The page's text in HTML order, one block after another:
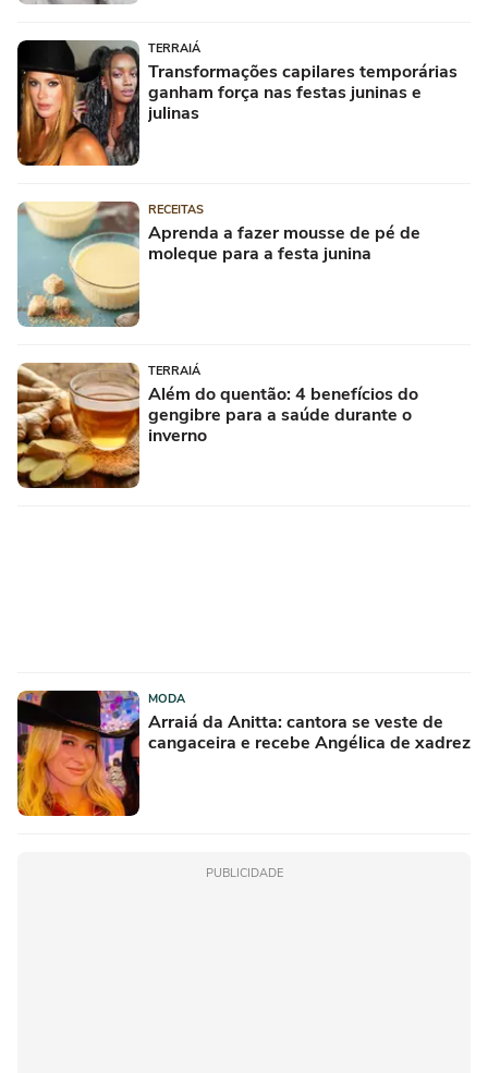
TERRAIÁ
Transformações capilares temporárias
ganham força nas festas juninas e
julinas
RECEITAS
Aprenda a fazer mousse de pé de
moleque para a festa junina
TERRAIÁ
Além do quentão: 4 benefícios do
gengibre para a saúde durante o
inverno
MODA
Arraiá da Anitta: cantora se veste de
cangaceira e recebe Angélica de xadrez
PUBLICIDADE